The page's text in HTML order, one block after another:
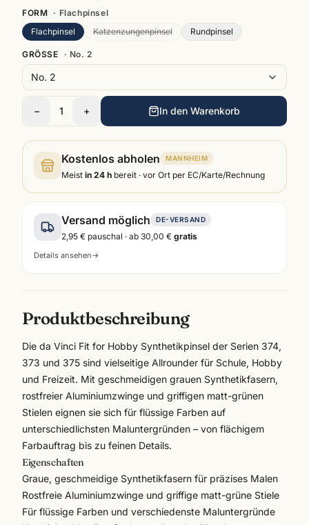
FORM · Flachpinsel
Flachpinsel
Katzenzungenpinsel Rundpinsel
GRÖSSE · No. 2
No. 2
− 1 + In den Warenkorb
Kostenlos abholen MANNHEIM
Meist in 24 h bereit · vor Ort per EC/Karte/Rechnung
Versand möglich DE-VERSAND
2,95 € pauschal · ab 30,00 € gratis
Details ansehen→
Produktbeschreibung
Die da Vinci Fit for Hobby Synthetikpinsel der Serien 374,
373 und 375 sind vielseitige Allrounder für Schule, Hobby
und Freizeit. Mit geschmeidigen grauen Synthetikfasern,
rostfreier Aluminiumzwinge und griffigen matt-grünen
Stielen eignen sie sich für flüssige Farben auf
unterschiedlichsten Maluntergründen – von flächigem
Farbauftrag bis zu feinen Details.
Eigenschaften
Graue, geschmeidige Synthetikfasern für präzises Malen
Rostfreie Aluminiumzwinge und griffige matt-grüne Stiele
Für flüssige Farben und verschiedenste Maluntergründe